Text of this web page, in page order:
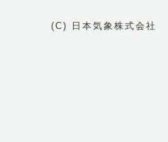
(C) 日本気象株式会社